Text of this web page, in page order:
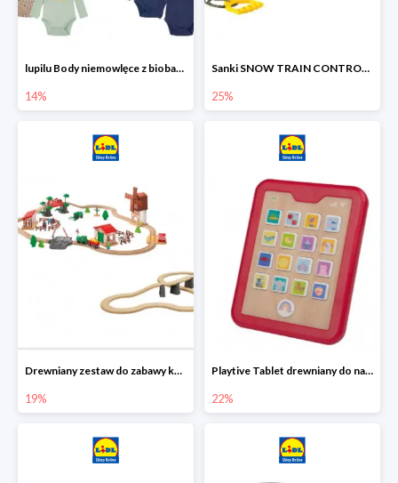
lupilu Body niemowlęce z biobawełny
14%
Sanki SNOW TRAIN CONTROL -25%
25%
Drewniany zestaw do zabawy kolejką - farma i wiadukt
19%
Playtive Tablet drewniany do nauki, interaktywny
22%